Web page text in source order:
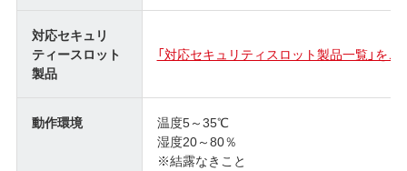
対応セキュリ
ティースロット
製品
「対応セキュリティスロット製品一覧」をご
動作環境
温度5～35℃
湿度20～80％
※結露なきこと